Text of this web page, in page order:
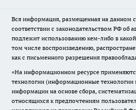
Вся информация, размещенная на данном
соответствии с законодательством РФ об
подлежит использованию кем-либо в
том числе воспроизведению,
как с письменного разрешения
«На информационном ресурсе
технологии (информационные технологии
информации на основе сбора,
относящихся к предпочтениям